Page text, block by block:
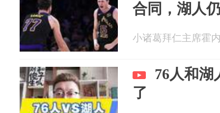
合同，湖人
小诸葛拜仁主席霍
76人和湖
了